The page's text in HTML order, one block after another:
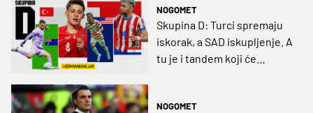
NOGOMET
Skupina D: Turci spremaju
iskorak, a SAD iskupljenje. A
tu je i tandem koji će
NOGOMET